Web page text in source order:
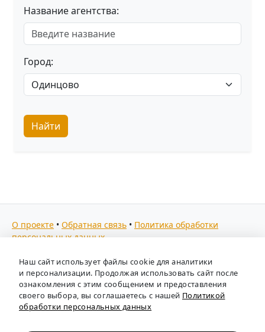
Название агентства:
Город:
Найти
О проекте • Обратная связь • Политика обработки
персональных данных
Мы собираем отзывы, составляем рейтинги и
предоставляем всю информацию о кадровых агентствах
России. Также анализируем ключевые тенденции рынка
труда: отслеживаем динамику зарплат, уровень
безработицы и общую обстановку в отрасли, чтобы вы
Наш сайт использует файлы cookie для аналитики
и персонализации. Продолжая использовать сайт после
ознакомления с этим сообщением и предоставления
своего выбора, вы соглашаетесь с нашей Политикой
обработки персональных данных